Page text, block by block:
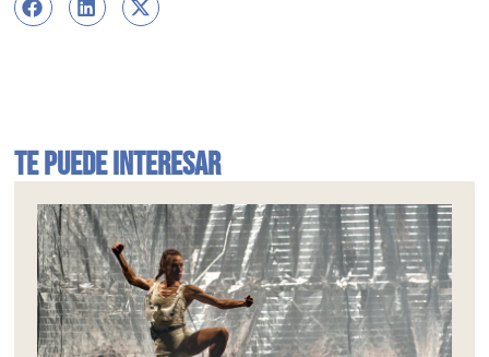
Te puede interesar